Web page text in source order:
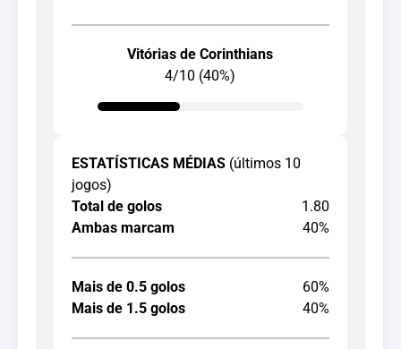
Vitórias de Corinthians
4/10 (40%)
ESTATÍSTICAS MÉDIAS (últimos 10
jogos)
Total de golos
1.80
Ambas marcam
40%
Mais de 0.5 golos
60%
Mais de 1.5 golos
40%